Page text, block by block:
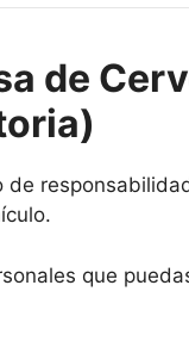
de
de
que